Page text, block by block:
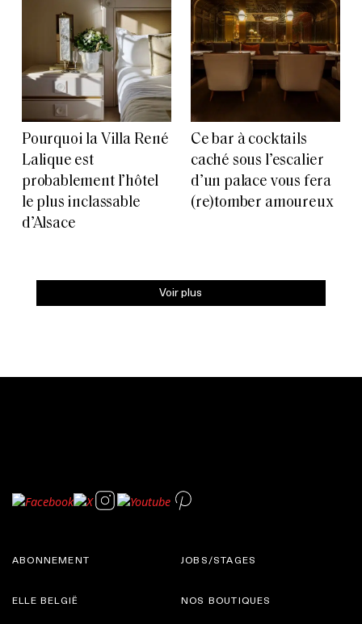
Pourquoi la Villa René
Lalique est
probablement l’hôtel
le plus inclassable
d’Alsace
Ce bar à cocktails
caché sous l’escalier
d’un palace vous fera
(re)tomber amoureux
Voir plus
ABONNEMENT
ELLE BELGIË
JOBS/STAGES
NOS BOUTIQUES